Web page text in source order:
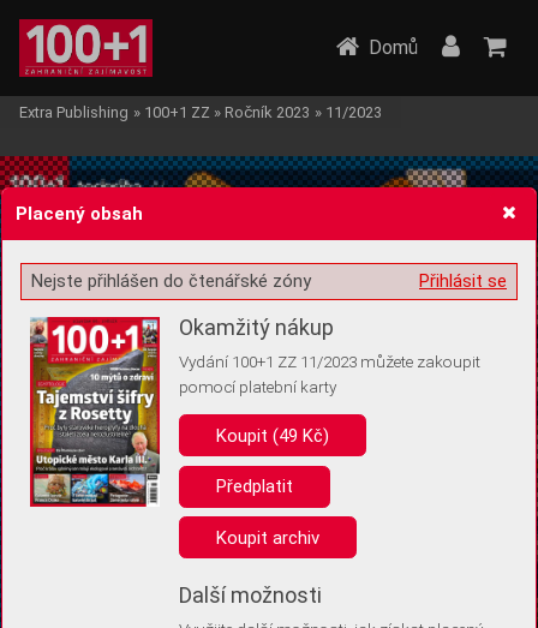
Žádost o souhlas s ukládáním volitelných informací
Pro základní fungování webu nepotřebujeme ukládat žádné informace
(tzv. cookies apod.). Rádi bychom vás ale požádali o souhlas s
uložením volitelných informací:
Anonymní unikátní ID
Díky němu příště poznáme, že se jedná o stejné zařízení, a
Identifikátor je zcela anonymní.
Domů
Extra Publishing » 100+1 ZZ » Ročník 2023 » 11/2023
Placený obsah
Přihlásit se
Nejste přihlášen do čtenářské zóny
Okamžitý nákup
Vydání 100+1 ZZ 11/2023 můžete zakoupit
pomocí platební karty
Koupit (49 Kč)
Předplatit
Koupit archiv
Další možnosti